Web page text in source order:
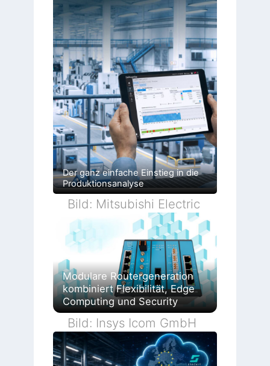
Der ganz einfache Einstieg in die
Produktionsanalyse
Bild: Mitsubishi Electric
Modulare Routergeneration
kombiniert Flexibilität, Edge
Computing und Security
Bild: Insys Icom GmbH